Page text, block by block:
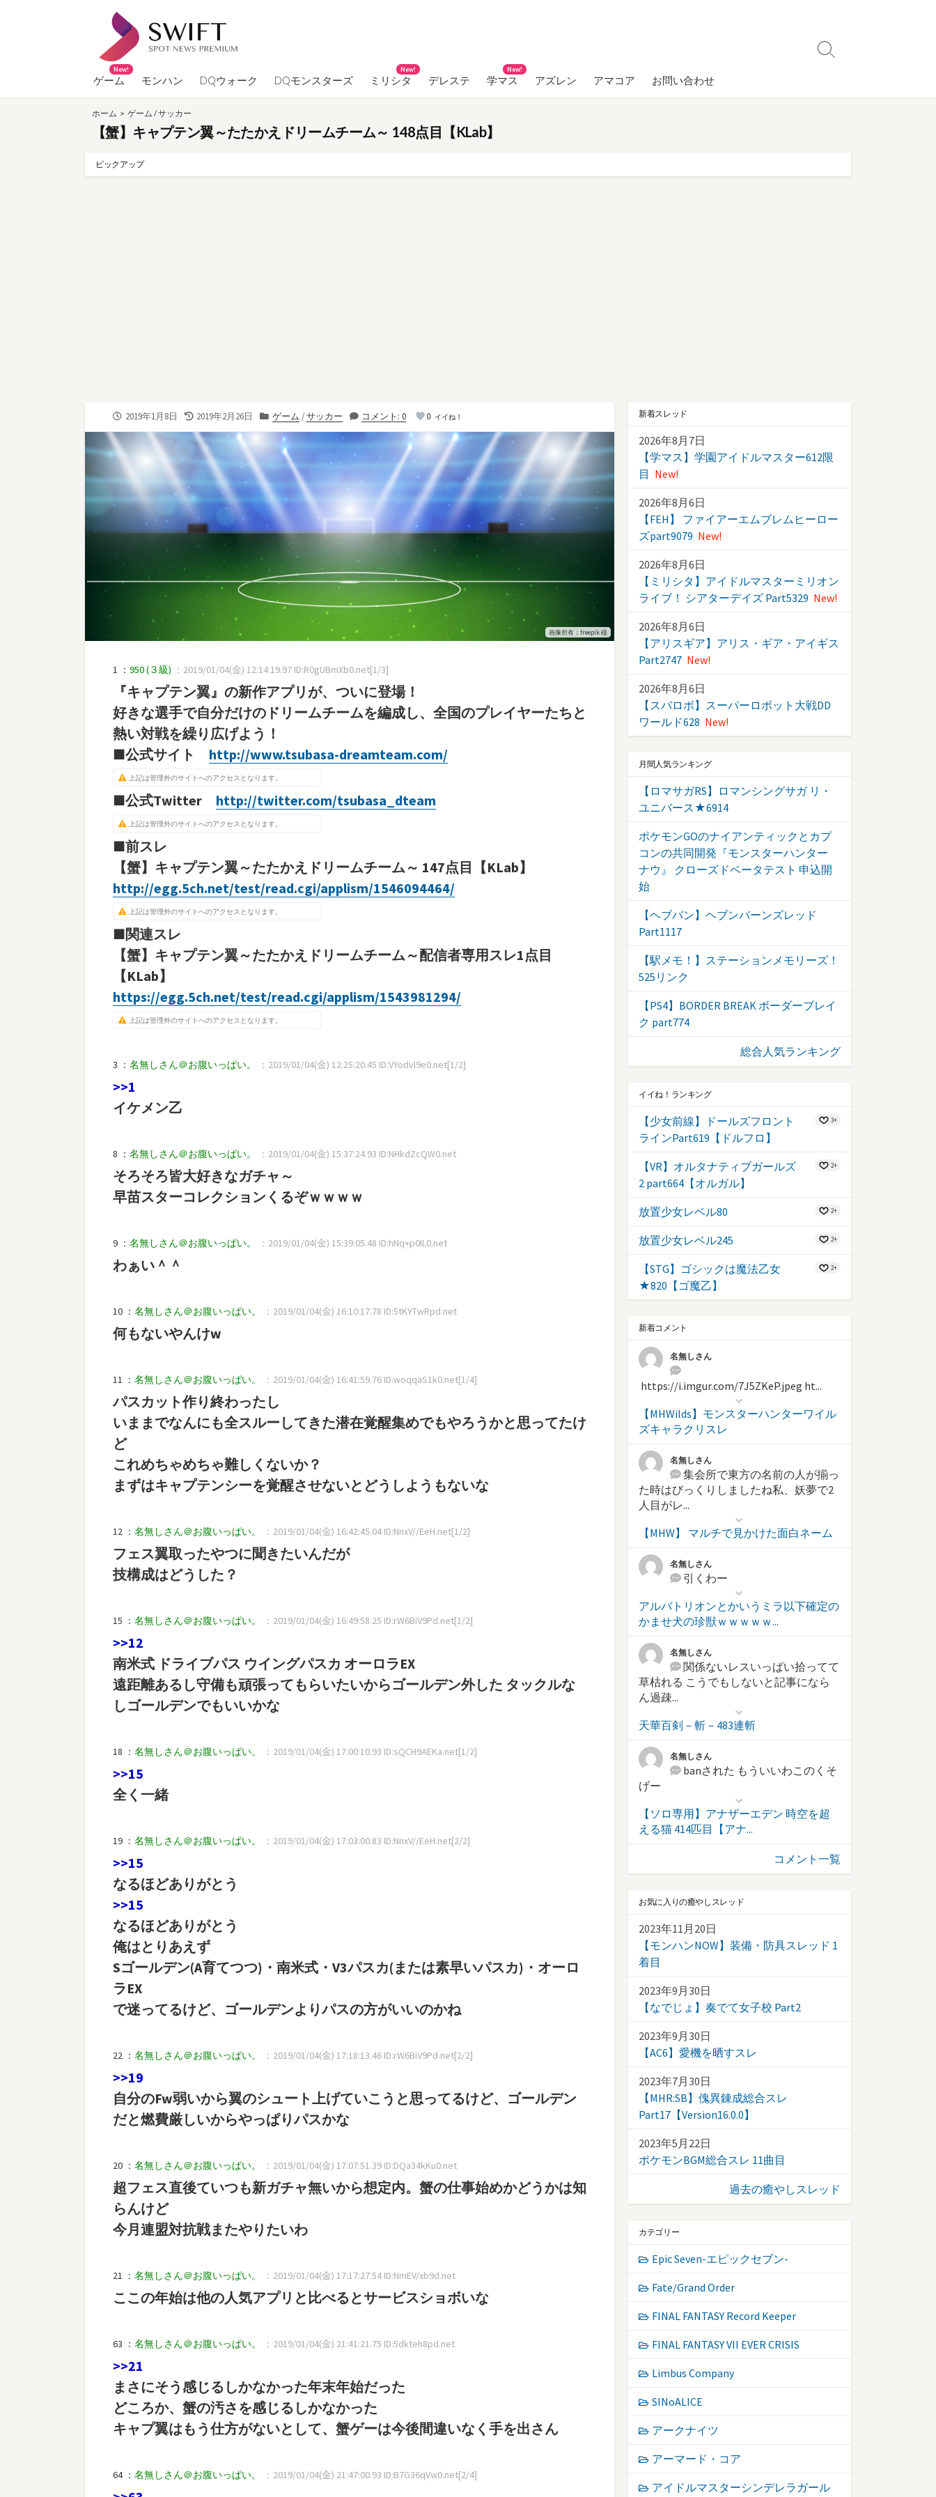
へ
ゲーム
New!
モンハン DQウォーク DQモンスターズ ミリシタ
New!
デレステ 学マス
New!
アズレン アマコア お問い合わせ
検
り
ホーム > ゲーム /サッカー
【蟹】キャプテン翼～たたかえドリームチーム～ 148点目【KLab】
ピックアップ
公
2019年1月8日
最
更
新
2019年2月26日
カ
ゴ
ー
ゲーム /サッカー コメント: 0 0 イイね！
画像所有：freepik 様
1 ： 950(３級) ：2019/01/04(金) 12:14:19.97 ID:R0gUBmXb0.net[1/3]
『キャプテン翼』の新作アプリが、ついに登場！
好きな選手で自分だけのドリームチームを編成し、全国のプレイヤーたちと
熱い対戦を繰り広げよう！
■公式サイト http://www.tsubasa-dreamteam.com/
上記は管理外のサイトへのアクセスとなります。
■公式Twitter http://twitter.com/tsubasa_dteam
上記は管理外のサイトへのアクセスとなります。
■前スレ
【蟹】キャプテン翼～たたかえドリームチーム～ 147点目【KLab】
http://egg.5ch.net/test/read.cgi/applism/1546094464/
上記は管理外のサイトへのアクセスとなります。
■関連スレ
【蟹】キャプテン翼～たたかえドリームチーム～配信者専用スレ1点目
【KLab】
https://egg.5ch.net/test/read.cgi/applism/1543981294/
上記は管理外のサイトへのアクセスとなります。
3 ： 名無しさん＠お腹いっぱい。 ：2019/01/04(金) 12:25:20.45 ID:VYodvl9e0.net[1/2]
>>1
イケメン乙
8 ： 名無しさん＠お腹いっぱい。 ：2019/01/04(金) 15:37:24.93 ID:NHkdZcQW0.net
そろそろ皆大好きなガチャ～
早苗スターコレクションくるぞｗｗｗｗ
9 ： 名無しさん＠お腹いっぱい。 ：2019/01/04(金) 15:39:05.48 ID:hNq+p0IL0.net
わぁい＾＾
10 ： 名無しさん＠お腹いっぱい。 ：2019/01/04(金) 16:10:17.78 ID:5tKYTwRpd.net
何もないやんけw
11 ： 名無しさん＠お腹いっぱい。 ：2019/01/04(金) 16:41:59.76 ID:woqqaS1k0.net[1/4]
パスカット作り終わったし
いままでなんにも全スルーしてきた潜在覚醒集めでもやろうかと思ってたけ
ど
これめちゃめちゃ難しくないか？
まずはキャプテンシーを覚醒させないとどうしようもないな
12 ： 名無しさん＠お腹いっぱい。 ：2019/01/04(金) 16:42:45.04 ID:NnxV//EeH.net[1/2]
フェス翼取ったやつに聞きたいんだが
技構成はどうした？
15 ： 名無しさん＠お腹いっぱい。 ：2019/01/04(金) 16:49:58.25 ID:rW6BiV9Pd.net[1/2]
>>12
南米式 ドライブパス ウイングパスカ オーロラEX
遠距離あるし守備も頑張ってもらいたいからゴールデン外した タックルな
しゴールデンでもいいかな
18 ： 名無しさん＠お腹いっぱい。 ：2019/01/04(金) 17:00:10.93 ID:sQCH9AEKa.net[1/2]
>>15
全く一緒
19 ： 名無しさん＠お腹いっぱい。 ：2019/01/04(金) 17:03:00.83 ID:NnxV//EeH.net[2/2]
>>15
なるほどありがとう
>>15
なるほどありがとう
俺はとりあえず
Sゴールデン(A育てつつ)・南米式・V3パスカ(または素早いパスカ)・オーロ
ラEX
で迷ってるけど、ゴールデンよりパスの方がいいのかね
22 ： 名無しさん＠お腹いっぱい。 ：2019/01/04(金) 17:18:13.46 ID:rW6BiV9Pd.net[2/2]
>>19
自分のFw弱いから翼のシュート上げていこうと思ってるけど、ゴールデン
だと燃費厳しいからやっぱりパスかな
20 ： 名無しさん＠お腹いっぱい。 ：2019/01/04(金) 17:07:51.39 ID:DQa34kKu0.net
超フェス直後ていつも新ガチャ無いから想定内。蟹の仕事始めかどうかは知
らんけど
今月連盟対抗戦またやりたいわ
21 ： 名無しさん＠お腹いっぱい。 ：2019/01/04(金) 17:17:27.54 ID:NmEV/xb9d.net
ここの年始は他の人気アプリと比べるとサービスショボいな
63 ： 名無しさん＠お腹いっぱい。 ：2019/01/04(金) 21:41:21.75 ID:5dkteh8pd.net
>>21
まさにそう感じるしかなかった年末年始だった
どころか、蟹の汚さを感じるしかなかった
キャプ翼はもう仕方がないとして、蟹ゲーは今後間違いなく手を出さん
64 ： 名無しさん＠お腹いっぱい。 ：2019/01/04(金) 21:47:00.93 ID:B7G36qVw0.net[2/4]
新着スレッド
2026年8月7日
【学マス】学園アイドルマスター612限
目 New!
2026年8月6日
【FEH】 ファイアーエムブレムヒーロー
ズpart9079 New!
2026年8月6日
【ミリシタ】アイドルマスターミリオン
ライブ！ シアターデイズ Part5329 New!
2026年8月6日
【アリスギア】アリス・ギア・アイギス
Part2747 New!
2026年8月6日
【スパロボ】スーパーロボット大戦DD
ワールド628 New!
月間人気ランキング
【ロマサガRS】ロマンシングサガ リ・
ユニバース★6914
ポケモンGOのナイアンティックとカプ
コンの共同開発『モンスターハンター
ナウ』 クローズドベータテスト 申込開
始
【ヘブバン】ヘブンバーンズレッド
Part1117
【駅メモ！】ステーションメモリーズ！
525リンク
【PS4】BORDER BREAK ボーダーブレイ
ク part774
総合人気ランキング
イイね！ランキング
【少女前線】ドールズフロント
ラインPart619【ドルフロ】
3+
【VR】オルタナティブガールズ
2 part664【オルガル】
2+
放置少女レベル80 2+
放置少女レベル245 2+
【STG】ゴシックは魔法乙女
★820【ゴ魔乙】
2+
新着コメント
名無しさん
https://i.imgur.com/7J5ZKeP.jpeg ht...
【MHWilds】モンスターハンターワイル
ズキャラクリスレ
名無しさん
集会所で東方の名前の人が揃っ
た時はびっくりしましたね私、妖夢で2
人目がレ...
【MHW】 マルチで見かけた面白ネーム
名無しさん
引くわー
アルバトリオンとかいうミラ以下確定の
かませ犬の珍獣ｗｗｗｗｗ...
名無しさん
関係ないレスいっぱい拾ってて
草枯れる こうでもしないと記事になら
ん過疎...
天華百剣－斬－483連斬
名無しさん
banされた もういいわこのくそ
げー
【ソロ専用】アナザーエデン 時空を超
える猫 414匹目【アナ...
コメント一覧
お気に入りの癒やしスレッド
2023年11月20日
【モンハンNOW】装備・防具スレッド 1
着目
2023年9月30日
【なでじょ】奏でて女子校 Part2
2023年9月30日
【AC6】愛機を晒すスレ
2023年7月30日
【MHR:SB】傀異錬成総合スレ
Part17【Version16.0.0】
2023年5月22日
ポケモンBGM総合スレ 11曲目
過去の癒やしスレッド
カテゴリー
Epic Seven-エピックセブン-
Fate/Grand Order
FINAL FANTASY Record Keeper
FINAL FANTASY VII EVER CRISIS
Limbus Company
SINoALICE
アークナイツ
アーマード・コア
アイドルマスターシンデレラガール